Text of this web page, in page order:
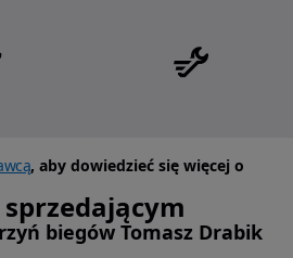
, aby dowiedzieć się więcej o
biegów Tomasz Drabik